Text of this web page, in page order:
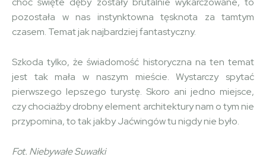
pozostała w nas instynktowna tęsknota za tamtym
czasem. Temat jak najbardziej fantastyczny.
Szkoda tylko, że świadomość historyczna na ten temat
jest tak mała w naszym mieście. Wystarczy spytać
pierwszego lepszego turystę. Skoro ani jedno miejsce,
czy chociażby drobny element architektury nam o tym nie
przypomina, to tak jakby Jaćwingów tu nigdy nie było.
Fot. Niebywałe Suwałki